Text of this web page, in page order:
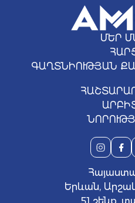
ՄԵՐ
ԳԱՂՏՆԻՈՒԹՅԱՆ
Երևան,